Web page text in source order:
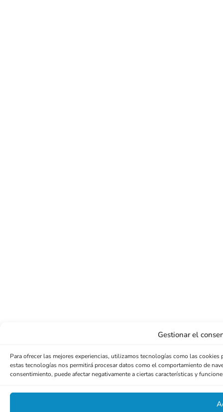
Gestionar el
Para ofrecer las mejores experiencias, utilizamos tecnologías como las
estas tecnologías nos permitirá procesar datos como el comportamiento de
consentimiento, puede afectar negativamente a ciertas características y